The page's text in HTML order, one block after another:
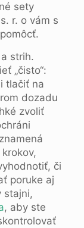
sety
r. o vám s
strih.
„čisto“:
tlačiť na
dozadu
zvoliť
či
poruke aj
stajni,
, aby ste